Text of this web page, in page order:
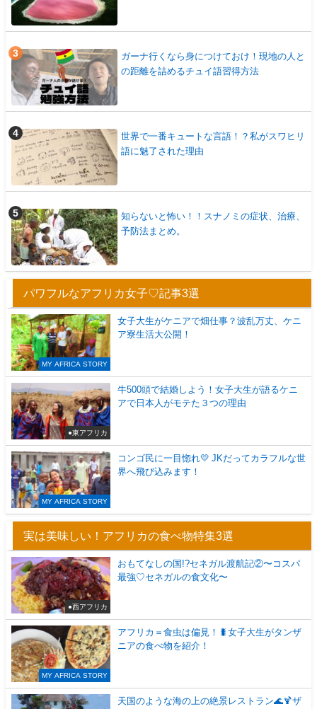
ガーナ行くなら身につけておけ！現地の人と
の距離を詰めるチュイ語習得方法
世界で一番キュートな言語！？私がスワヒリ
語に魅了された理由
知らないと怖い！！スナノミの症状、治療、
予防法まとめ。
パワフルなアフリカ女子♡記事3選
MY AFRICA STORY
女子大生がケニアで畑仕事？波乱万丈、ケニ
ア寮生活大公開！
●東アフリカ
牛500頭で結婚しよう！女子大生が語るケニ
アで日本人がモテた３つの理由
MY AFRICA STORY
コンゴ民に一目惚れ💛 JKだってカラフルな世
界へ飛び込みます！
実は美味しい！アフリカの食べ物特集3選
●西アフリカ
おもてなしの国!?セネガル渡航記②〜コスパ
最強♡セネガルの食文化〜
MY AFRICA STORY
アフリカ＝食虫は偏見！🐛女子大生がタンザ
ニアの食べ物を紹介！
天国のような海の上の絶景レストラン🌊🍹ザ